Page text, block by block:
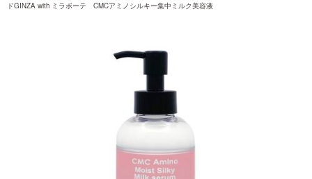
ランキングから探す
ビューティジャーナルから探す
ドGINZA with ミラボーテ CMCアミノシルキー集中ミルク美容液